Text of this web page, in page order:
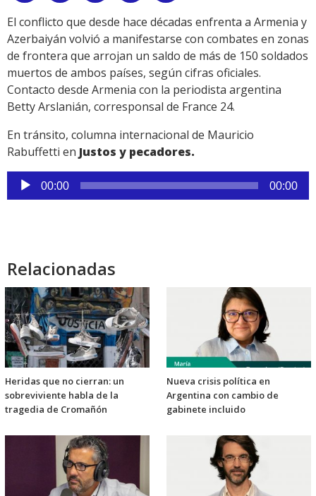
Link
El conflicto que desde hace décadas enfrenta a Armenia y
Azerbaiyán volvió a manifestarse con combates en zonas
de frontera que arrojan un saldo de más de 150 soldados
muertos de ambos países, según cifras oficiales.
Contacto desde Armenia con la periodista argentina
Betty Arslanián, corresponsal de France 24.
En tránsito, columna internacional de Mauricio
Rabuffetti en Justos y pecadores.
Reproductor
de
00:00 00:00
Relacionadas
Heridas que no cierran: un
sobreviviente habla de la
tragedia de Cromañón
Nueva crisis política en
Argentina con cambio de
gabinete incluido